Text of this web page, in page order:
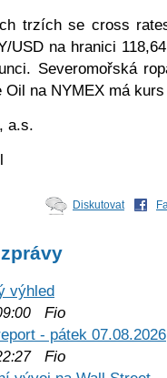
trzích se cross
USD na hranici
Severomořská
Oil na NYMEX má
a.s.
Diskutovat
výhled
Fio
- pátek 07.08.2026
Fio